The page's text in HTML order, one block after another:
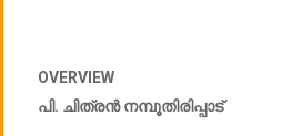
OVERVIEW
പി. ചിത്രന്‍ നമ്പൂതിരിപ്പാട്